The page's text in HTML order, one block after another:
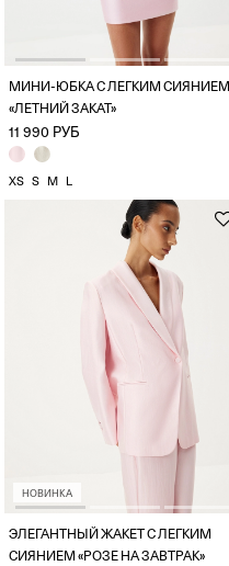
МИНИ-ЮБКА С ЛЕГКИМ СИЯНИЕМ
«ЛЕТНИЙ ЗАКАТ»
11 990 РУБ
XS S M L
НОВИНКА
ЭЛЕГАНТНЫЙ ЖАКЕТ С ЛЕГКИМ
СИЯНИЕМ «РОЗЕ НА ЗАВТРАК»